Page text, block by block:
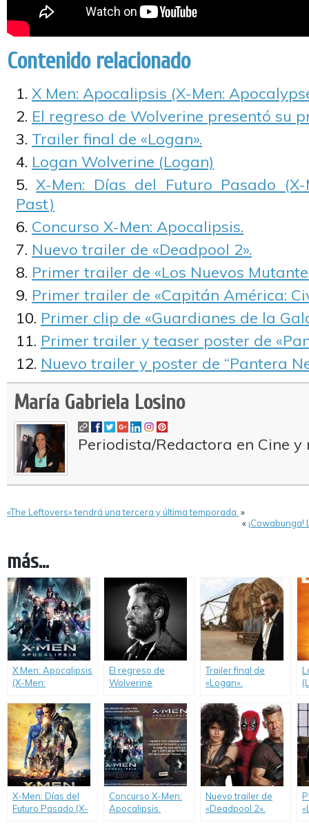
Contenido relacionado
X Men: Apocalipsis (X-Men:
El regreso de Wolverine presentó su
Trailer final de «Logan».
Logan Wolverine (Logan)
X-Men: Días del Futuro Pasado
Past)
Concurso X-Men: Apocalipsis.
Nuevo trailer de «Deadpool 2».
Primer trailer de «Los Nuevos
Primer trailer de «Capitán América:
Primer clip de «Guardianes de la
Primer trailer y teaser poster de
Nuevo trailer y poster de “Pantera
María Gabriela Losino
Periodista/Redactora en Cine y
«The Leftovers» tendrá una tercera y última temporada. »
«¡Cowabunga!
más...
X Men: Apocalipsis
(X-Men:
El regreso de
Wolverine
trailer.
Trailer final de
«Logan».
X-Men: Días del
Futuro Pasado (X-
Concurso X-Men:
Apocalipsis.
Nuevo trailer de
«Deadpool 2».